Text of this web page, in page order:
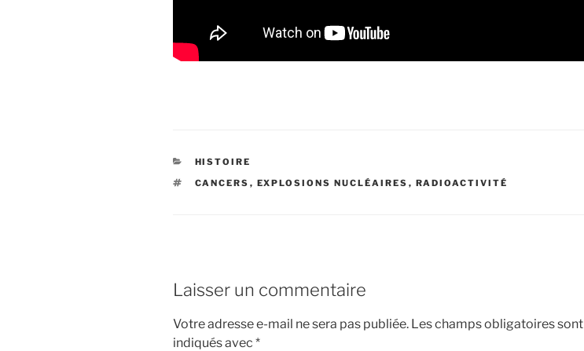
CATÉGORIES
HISTOIRE
ÉTIQUETTES
CANCERS , EXPLOSIONS NUCLÉAIRES , RADIOACTIVITÉ
Laisser un commentaire
Votre adresse e-mail ne sera pas publiée. Les champs obligatoires sont
indiqués avec *